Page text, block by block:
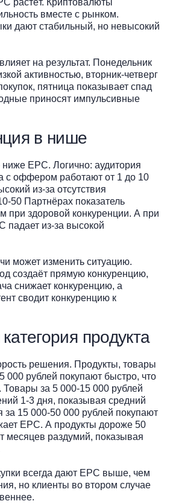
растёт. Криптовалюты
вместе с рынком.
дают стабильный, но невысокий
на результат. Понедельник
активностью, вторник-четверг
пятница показывает спад
приносят импульсивные
в нише
EPC. Логично: аудитория
с оффером работают от 1 до 10
из-за отсутствия
50 Партнёрах показатель
при здоровой конкуренции. А при
падает из-за высокой
может изменить ситуацию.
создаёт прямую конкуренцию,
снижает конкуренцию, а
сводит конкуренцию к
продукта
решения. Продукты, товары
000 рублей покупают быстро, что
Товары за 5 000-15 000 рублей
1-3 дня, показывая средний
15 000-50 000 рублей покупают
EPC. А продукты дороже 50
месяцев раздумий, показывая
всегда дают EPC выше, чем
но клиенты во втором случае